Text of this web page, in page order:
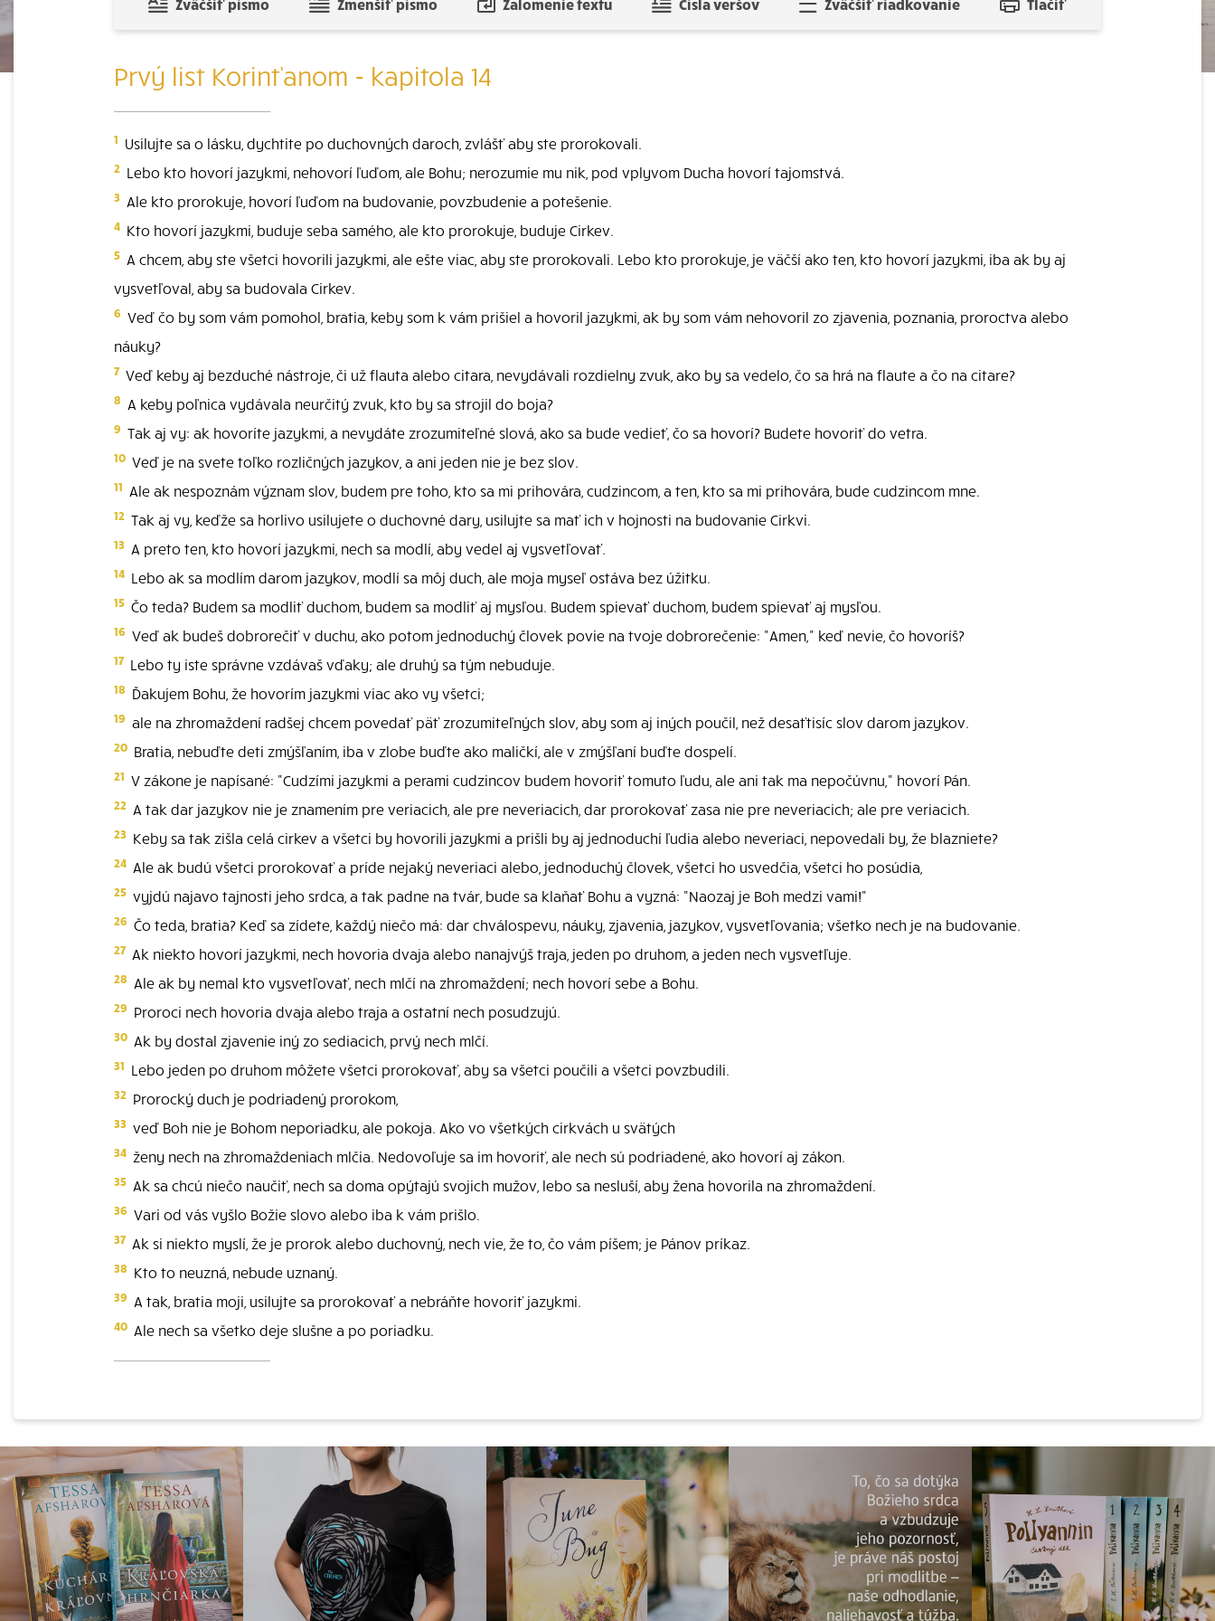
Prvý list Korinťanom - kapitola 14
1 Usilujte sa o lásku, dychtite po duchovných daroch, zvlášť aby ste prorokovali.
2 Lebo kto hovorí jazykmi, nehovorí ľuďom, ale Bohu; nerozumie mu nik, pod vplyvom Ducha hovorí tajomstvá.
3 Ale kto prorokuje, hovorí ľuďom na budovanie, povzbudenie a potešenie.
4 Kto hovorí jazykmi, buduje seba samého, ale kto prorokuje, buduje Cirkev.
5 A chcem, aby ste všetci hovorili jazykmi, ale ešte viac, aby ste prorokovali. Lebo kto prorokuje, je väčší ako ten, kto hovorí jazykmi, iba ak by aj
vysvetľoval, aby sa budovala Cirkev.
6 Veď čo by som vám pomohol, bratia, keby som k vám prišiel a hovoril jazykmi, ak by som vám nehovoril zo zjavenia, poznania, proroctva alebo
náuky?
7 Veď keby aj bezduché nástroje, či už flauta alebo citara, nevydávali rozdielny zvuk, ako by sa vedelo, čo sa hrá na flaute a čo na citare?
8 A keby poľnica vydávala neurčitý zvuk, kto by sa strojil do boja?
9 Tak aj vy: ak hovoríte jazykmi, a nevydáte zrozumiteľné slová, ako sa bude vedieť, čo sa hovorí? Budete hovoriť do vetra.
10 Veď je na svete toľko rozličných jazykov, a ani jeden nie je bez slov.
11 Ale ak nespoznám význam slov, budem pre toho, kto sa mi prihovára, cudzincom, a ten, kto sa mi prihovára, bude cudzincom mne.
12 Tak aj vy, keďže sa horlivo usilujete o duchovné dary, usilujte sa mať ich v hojnosti na budovanie Cirkvi.
13 A preto ten, kto hovorí jazykmi, nech sa modlí, aby vedel aj vysvetľovať.
14 Lebo ak sa modlím darom jazykov, modlí sa môj duch, ale moja myseľ ostáva bez úžitku.
15 Čo teda? Budem sa modliť duchom, budem sa modliť aj mysľou. Budem spievať duchom, budem spievať aj mysľou.
16 Veď ak budeš dobrorečiť v duchu, ako potom jednoduchý človek povie na tvoje dobrorečenie: "Amen," keď nevie, čo hovoríš?
17 Lebo ty iste správne vzdávaš vďaky; ale druhý sa tým nebuduje.
18 Ďakujem Bohu, že hovorím jazykmi viac ako vy všetci;
19 ale na zhromaždení radšej chcem povedať päť zrozumiteľných slov, aby som aj iných poučil, než desaťtisíc slov darom jazykov.
20 Bratia, nebuďte deti zmýšľaním, iba v zlobe buďte ako maličkí, ale v zmýšľaní buďte dospelí.
21 V zákone je napísané: "Cudzími jazykmi a perami cudzincov budem hovoriť tomuto ľudu, ale ani tak ma nepočúvnu," hovorí Pán.
22 A tak dar jazykov nie je znamením pre veriacich, ale pre neveriacich, dar prorokovať zasa nie pre neveriacich; ale pre veriacich.
23 Keby sa tak zišla celá cirkev a všetci by hovorili jazykmi a prišli by aj jednoduchí ľudia alebo neveriaci, nepovedali by, že blazniete?
24 Ale ak budú všetci prorokovať a príde nejaký neveriaci alebo, jednoduchý človek, všetci ho usvedčia, všetci ho posúdia,
25 vyjdú najavo tajnosti jeho srdca, a tak padne na tvár, bude sa klaňať Bohu a vyzná: "Naozaj je Boh medzi vami!"
26 Čo teda, bratia? Keď sa zídete, každý niečo má: dar chválospevu, náuky, zjavenia, jazykov, vysvetľovania; všetko nech je na budovanie.
27 Ak niekto hovorí jazykmi, nech hovoria dvaja alebo nanajvýš traja, jeden po druhom, a jeden nech vysvetľuje.
28 Ale ak by nemal kto vysvetľovať, nech mlčí na zhromaždení; nech hovorí sebe a Bohu.
29 Proroci nech hovoria dvaja alebo traja a ostatní nech posudzujú.
30 Ak by dostal zjavenie iný zo sediacich, prvý nech mlčí.
31 Lebo jeden po druhom môžete všetci prorokovať, aby sa všetci poučili a všetci povzbudili.
32 Prorocký duch je podriadený prorokom,
33 veď Boh nie je Bohom neporiadku, ale pokoja. Ako vo všetkých cirkvách u svätých
34 ženy nech na zhromaždeniach mlčia. Nedovoľuje sa im hovoriť, ale nech sú podriadené, ako hovorí aj zákon.
35 Ak sa chcú niečo naučiť, nech sa doma opýtajú svojich mužov, lebo sa nesluší, aby žena hovorila na zhromaždení.
36 Vari od vás vyšlo Božie slovo alebo iba k vám prišlo.
37 Ak si niekto myslí, že je prorok alebo duchovný, nech vie, že to, čo vám píšem; je Pánov príkaz.
38 Kto to neuzná, nebude uznaný.
39 A tak, bratia moji, usilujte sa prorokovať a nebráňte hovoriť jazykmi.
40 Ale nech sa všetko deje slušne a po poriadku.